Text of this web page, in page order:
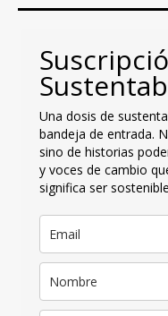
Una dosis de
bandeja de entrada.
sino de historias
y voces de cambio
significa ser